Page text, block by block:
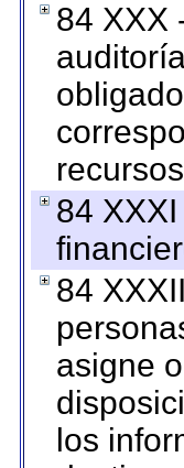
84 XXX
84
84
asigne
los